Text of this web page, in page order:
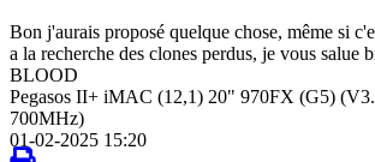
Bon j'aurais proposé quelque chose, même si
a la recherche des clones perdus, je vous salue
BLOOD
Pegasos II+ iMAC (12,1) 20" 970FX (G5)
700MHz)
01-02-2025 15:20